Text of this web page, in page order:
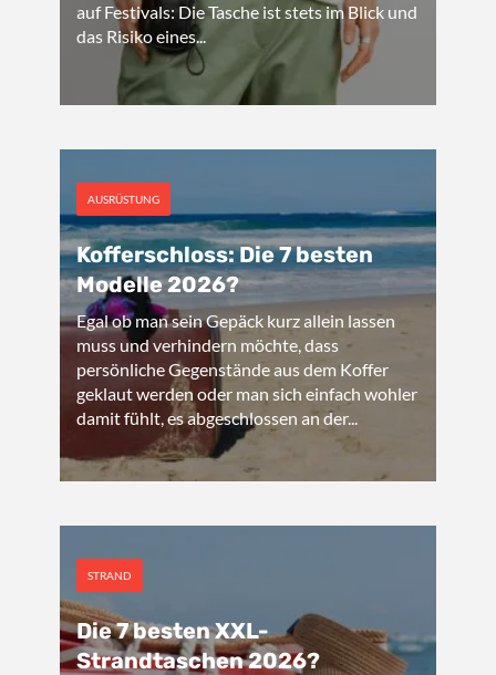
auf Festivals: Die Tasche ist stets im Blick und
das Risiko eines...
AUSRÜSTUNG
Kofferschloss: Die 7 besten
Modelle 2026?
Egal ob man sein Gepäck kurz allein lassen
muss und verhindern möchte, dass
persönliche Gegenstände aus dem Koffer
geklaut werden oder man sich einfach wohler
damit fühlt, es abgeschlossen an der...
STRAND
Die 7 besten XXL-
Strandtaschen 2026?